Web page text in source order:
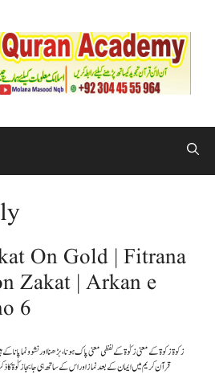
Zakat | Arkan e
6
زکوۃ زکوۃ کے معنی زکوٰۃ کے لفظی معنی پاک ہونا، بڑھنا اور نشوونما پانا
قرآن کریم میں ایمان کے بعد نماز اور اس کے ساتھ ہی جابجا زکوٰۃ کا